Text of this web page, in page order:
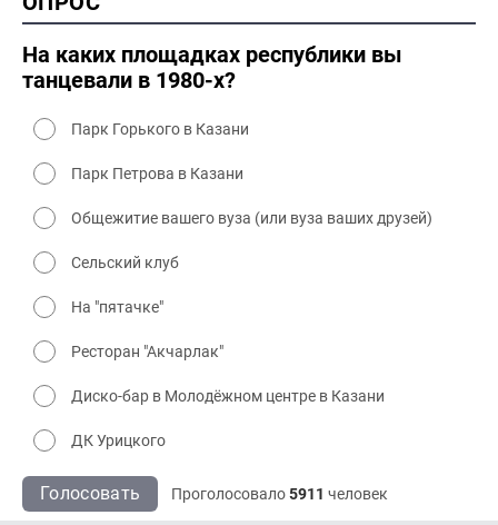
2000 культура
На каких площадках республики вы
танцевали в 1980-х?
Парк Горького в Казани
Парк Петрова в Казани
Общежитие вашего вуза (или вуза ваших друзей)
Сельский клуб
На "пятачке"
Ресторан "Акчарлак"
Диско-бар в Молодёжном центре в Казани
ДК Урицкого
Голосовать Проголосовало5911 человек